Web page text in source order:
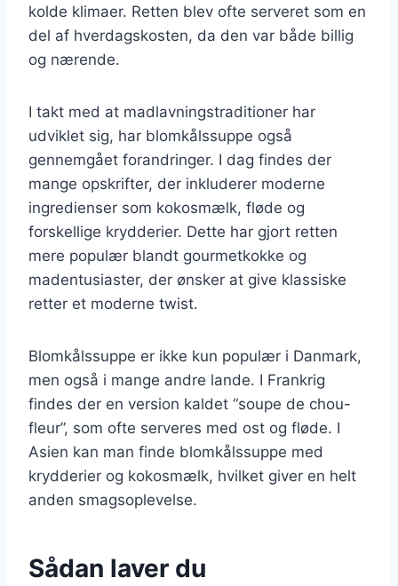
kolde klimaer. Retten blev ofte serveret som en
del af hverdagskosten, da den var både billig
og nærende.
I takt med at madlavningstraditioner har
udviklet sig, har blomkålssuppe også
gennemgået forandringer. I dag findes der
mange opskrifter, der inkluderer moderne
ingredienser som kokosmælk, fløde og
forskellige krydderier. Dette har gjort retten
mere populær blandt gourmetkokke og
madentusiaster, der ønsker at give klassiske
retter et moderne twist.
Blomkålssuppe er ikke kun populær i Danmark,
men også i mange andre lande. I Frankrig
findes der en version kaldet “soupe de chou-
fleur”, som ofte serveres med ost og fløde. I
Asien kan man finde blomkålssuppe med
krydderier og kokosmælk, hvilket giver en helt
anden smagsoplevelse.
Sådan laver du